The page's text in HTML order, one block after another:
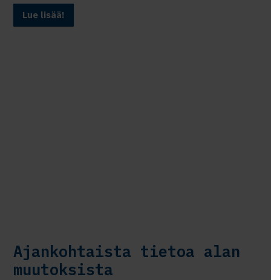
Lue lisää!
Ajankohtaista tietoa alan
muutoksista